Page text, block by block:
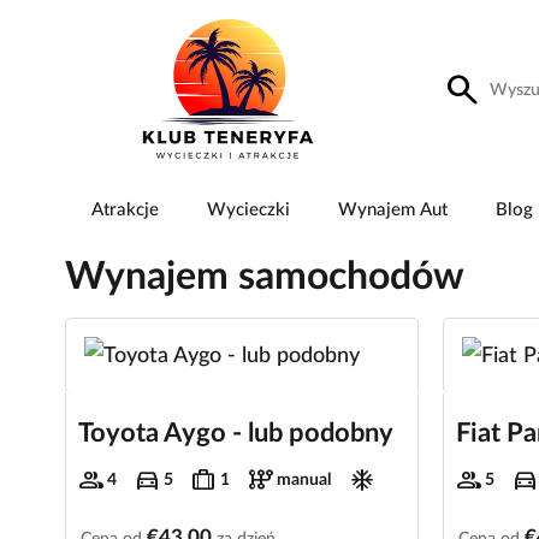
search
Atrakcje Wycieczki Wynajem Aut Blog
Wynajem samochodów
Toyota Aygo - lub podobny
group 4 directions_car 5 trip 1 auto_transmission manual ac_unit
Fiat
group 5 directions_car